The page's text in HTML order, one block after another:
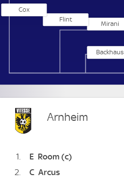
Backhaus
Mirani
Flint
Cox
Arnheim
1 E Room (c)
2
C Arcus